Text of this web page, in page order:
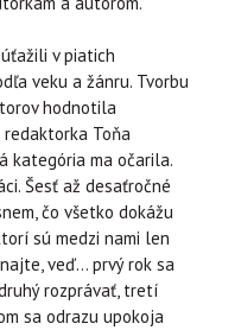
v piatich
veku a žánru. Tvorbu
hodnotila
Toňa
kategória ma očarila.
Šesť až desaťročné
čo všetko dokážu
sú medzi nami len
veď… prvý rok sa
rozprávať, tretí
sa odrazu upokoja